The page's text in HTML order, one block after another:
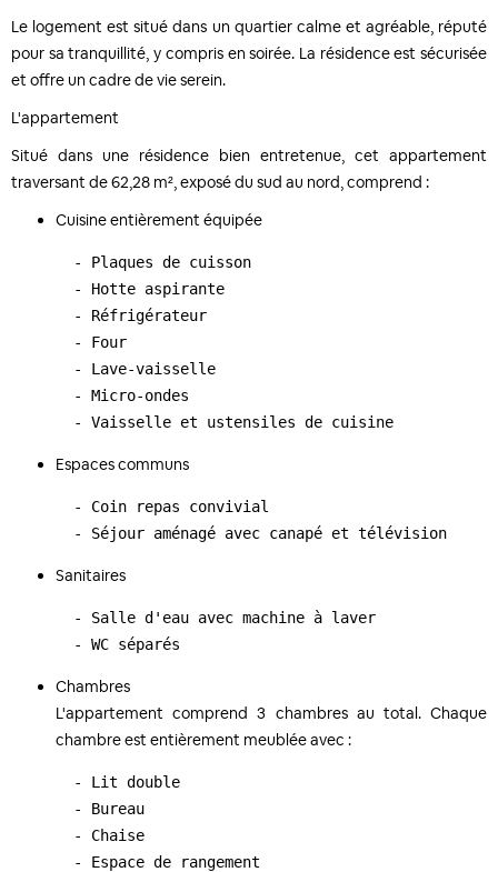
Le logement est situé dans un quartier calme et agréable, réputé
pour sa tranquillité, y compris en soirée. La résidence est sécurisée
et offre un cadre de vie serein.
L'appartement
Situé dans une résidence bien entretenue, cet appartement
traversant de 62,28 m², exposé du sud au nord, comprend :
Cuisine entièrement équipée
  - Plaques de cuisson
  - Hotte aspirante
  - Réfrigérateur
  - Four
  - Lave-vaisselle
  - Micro-ondes
  - Vaisselle et ustensiles de cuisine
Espaces communs
  - Coin repas convivial
  - Séjour aménagé avec canapé et télévision
Sanitaires
  - Salle d'eau avec machine à laver
  - WC séparés
Chambres
L'appartement comprend 3 chambres au total. Chaque
chambre est entièrement meublée avec :
  - Lit double
  - Bureau
  - Chaise
  - Espace de rangement